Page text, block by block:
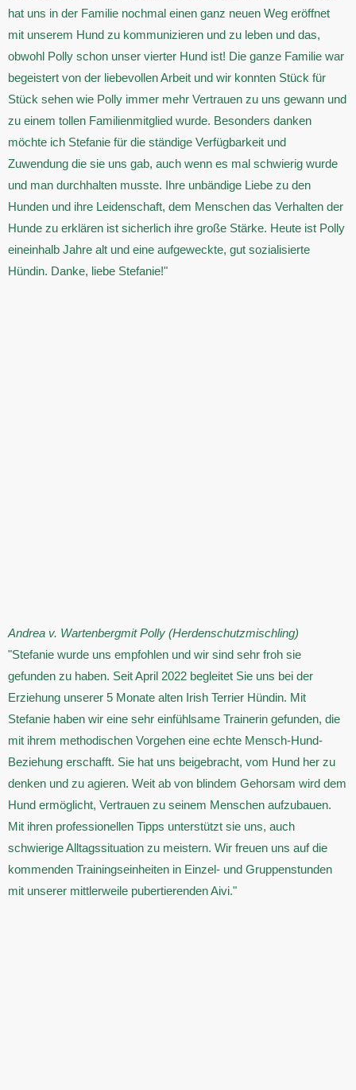
hat uns in der Familie nochmal einen ganz neuen Weg eröffnet
mit unserem Hund zu kommunizieren und zu leben und das,
obwohl Polly schon unser vierter Hund ist! Die ganze Familie war
begeistert von der liebevollen Arbeit und wir konnten Stück für
Stück sehen wie Polly immer mehr Vertrauen zu uns gewann und
zu einem tollen Familienmitglied wurde. Besonders danken
möchte ich Stefanie für die ständige Verfügbarkeit und
Zuwendung die sie uns gab, auch wenn es mal schwierig wurde
und man durchhalten musste. Ihre unbändige Liebe zu den
Hunden und ihre Leidenschaft, dem Menschen das Verhalten der
Hunde zu erklären ist sicherlich ihre große Stärke. Heute ist Polly
eineinhalb Jahre alt und eine aufgeweckte, gut sozialisierte
Hündin. Danke, liebe Stefanie!"
Andrea v. Wartenbergmit Polly (Herdenschutzmischling)
"Stefanie wurde uns empfohlen und wir sind sehr froh sie
gefunden zu haben. Seit April 2022 begleitet Sie uns bei der
Erziehung unserer 5 Monate alten Irish Terrier Hündin. Mit
Stefanie haben wir eine sehr einfühlsame Trainerin gefunden, die
mit ihrem methodischen Vorgehen eine echte Mensch-Hund-
Beziehung erschafft. Sie hat uns beigebracht, vom Hund her zu
denken und zu agieren. Weit ab von blindem Gehorsam wird dem
Hund ermöglicht, Vertrauen zu seinem Menschen aufzubauen.
Mit ihren professionellen Tipps unterstützt sie uns, auch
schwierige Alltagssituation zu meistern. Wir freuen uns auf die
kommenden Trainingseinheiten in Einzel- und Gruppenstunden
mit unserer mittlerweile pubertierenden Aivi."